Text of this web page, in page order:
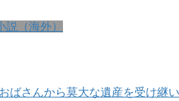
（海外）
さんから莫大な遺産を受け